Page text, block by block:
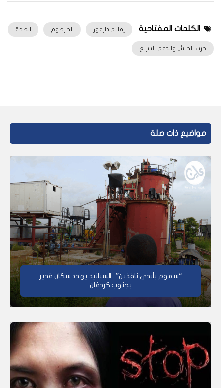
الكلمات المفتاحية إقليم دارفور الخرطوم الصحة
حرب الجيش والدعم السريع
مواضيع ذات صلة
“سموم بأيدي نافذين”.. السيانيد يهدد سكان قدير
بجنوب كردفان